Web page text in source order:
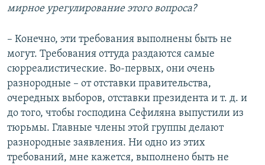
мирное урегулирование этого вопроса?
– Конечно, эти требования выполнены быть не
могут. Требования оттуда раздаются самые
сюрреалистические. Во-первых, они очень
разнородные – от отставки правительства,
очередных выборов, отставки президента и т. д. и
до того, чтобы господина Сефиляна выпустили из
тюрьмы. Главные члены этой группы делают
разнородные заявления. Ни одно из этих
требований, мне кажется, выполнено быть не